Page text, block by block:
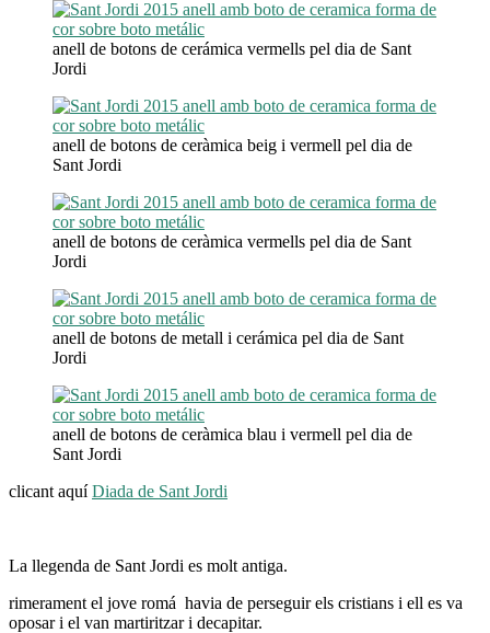
anell de botons de cerámica vermells pel dia de Sant
Jordi
anell de botons de ceràmica beig i vermell pel dia de
Sant Jordi
anell de botons de ceràmica vermells pel dia de Sant
Jordi
anell de botons de metall i cerámica pel dia de Sant
Jordi
anell de botons de ceràmica blau i vermell pel dia de
Sant Jordi
clicant aquíDiada de Sant Jordi
La llegenda de Sant Jordi es molt antiga.
rimerament el jove romá havia de perseguir els cristians i ell es va
oposar i el van martiritzar i decapitar.